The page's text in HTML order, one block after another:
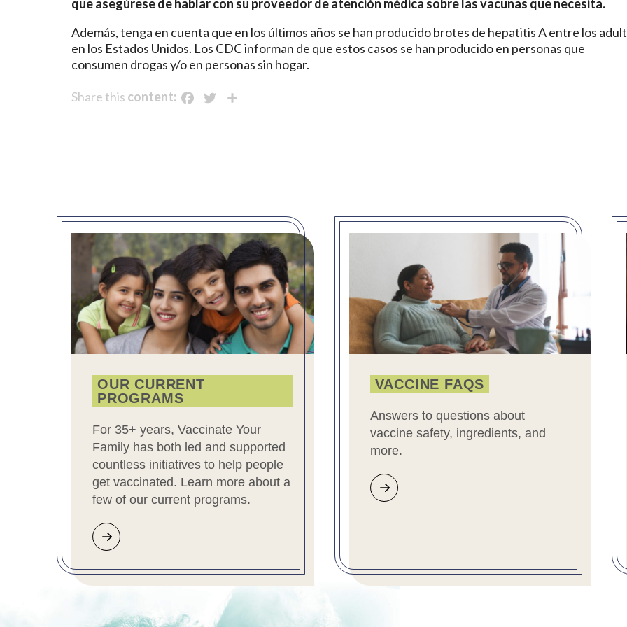
que asegúrese de hablar con su proveedor de atención médica sobre las vacunas que necesita.
Además, tenga en cuenta que en los últimos años se han producido brotes de hepatitis A entre los
en los Estados Unidos. Los CDC informan de que estos casos se han producido en personas que
consumen drogas y/o en personas sin hogar.
Share this content: Facebook
Twitter
OUR CURRENT
PROGRAMS
For 35+ years, Vaccinate Your
Family has both led and supported
countless initiatives to help people
get vaccinated. Learn more about a
few of our current programs.
VACCINE FAQS
Answers to questions about
vaccine safety, ingredients, and
more.